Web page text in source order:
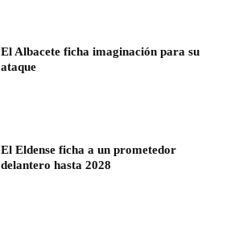
El Albacete ficha imaginación para su
ataque
El Eldense ficha a un prometedor
delantero hasta 2028